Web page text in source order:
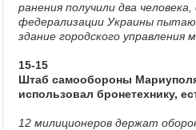
ранения получили два
федерализации Украины
здание городского управления
15-15
Штаб самообороны
использовал бронетехнику,
12 милиционеров держат